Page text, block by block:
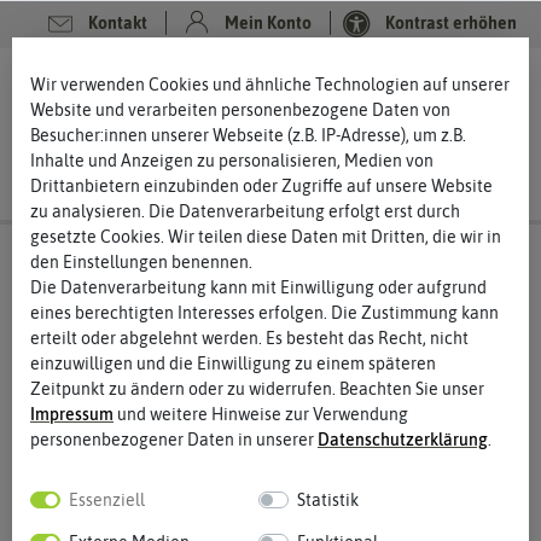
Kontakt Mein Konto Kontrast erhöhen
0 0
Wir verwenden Cookies und ähnliche Technologien auf unserer
Website und verarbeiten personenbezogene Daten von
Besucher:innen unserer Webseite (z.B. IP-Adresse), um z.B.
Inhalte und Anzeigen zu personalisieren, Medien von
Drittanbietern einzubinden oder Zugriffe auf unsere Website
zu analysieren. Die Datenverarbeitung erfolgt erst durch
gesetzte Cookies. Wir teilen diese Daten mit Dritten, die wir in
den Einstellungen benennen.
Die Datenverarbeitung kann mit Einwilligung oder aufgrund
eines berechtigten Interesses erfolgen. Die Zustimmung kann
erteilt oder abgelehnt werden. Es besteht das Recht, nicht
einzuwilligen und die Einwilligung zu einem späteren
Zeitpunkt zu ändern oder zu widerrufen. Beachten Sie unser
Impressum und weitere Hinweise zur Verwendung
personenbezogener Daten in unserer Daten­schutz­erklärung
Essenziell Statistik